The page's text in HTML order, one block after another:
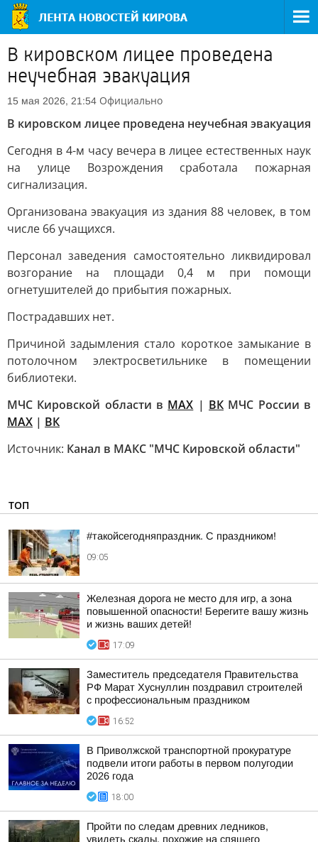
В кировском лицее проведена
неучебная эвакуация
15 мая 2026, 21:54 Официально
В кировском лицее проведена неучебная эвакуация
Сегодня в 4-м часу вечера в лицее естественных наук
на улице Возрождения сработала пожарная
сигнализация.
Организована эвакуация из здания 88 человек, в том
числе 66 учащихся.
Персонал заведения самостоятельно ликвидировал
возгорание на площади 0,4 м при помощи
огнетушителей до прибытия пожарных.
Пострадавших нет.
Причиной задымления стало короткое замыкание в
потолочном электросветильнике в помещении
библиотеки.
МЧС Кировской области в MAX | ВК МЧС России в
MAX | ВК
Источник: Канал в МАКС "МЧС Кировской области"
ТОП
#такойсегодняпраздник. С праздником!
09:05
Железная дорога не место для игр, а зона
повышенной опасности! Берегите вашу жизнь
и жизнь ваших детей!
17:09
Заместитель председателя Правительства
РФ Марат Хуснуллин поздравил строителей
с профессиональным праздником
16:52
В Приволжской транспортной прокуратуре
подвели итоги работы в первом полугодии
2026 года
18:00
Пройти по следам древних ледников,
увидеть скалы, похожие на спящего